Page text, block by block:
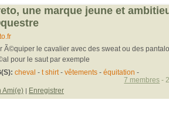
une marque jeune et
Ã©quiper le cavalier avec des sweat ou des
pour le saut par exemple
cheval - t shirt- vêtements- équitation -
Ami(e) | Enregistrer
7 membres -